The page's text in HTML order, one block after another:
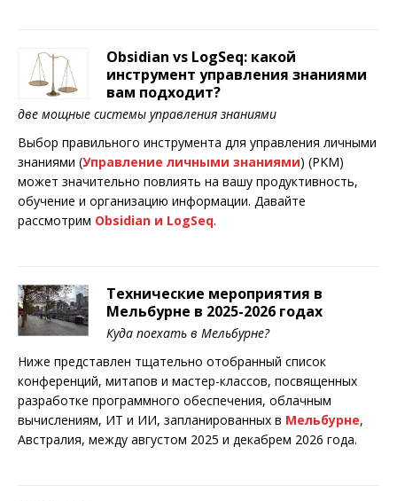
Obsidian vs LogSeq: какой
инструмент управления знаниями
вам подходит?
две мощные системы управления знаниями
Выбор правильного инструмента для управления личными
знаниями (Управление личными знаниями) (PKM)
может значительно повлиять на вашу продуктивность,
обучение и организацию информации. Давайте
рассмотрим Obsidian и LogSeq.
Технические мероприятия в
Мельбурне в 2025-2026 годах
Куда поехать в Мельбурне?
Ниже представлен тщательно отобранный список
конференций, митапов и мастер-классов, посвященных
разработке программного обеспечения, облачным
вычислениям, ИТ и ИИ, запланированных в Мельбурне,
Австралия, между августом 2025 и декабрем 2026 года.